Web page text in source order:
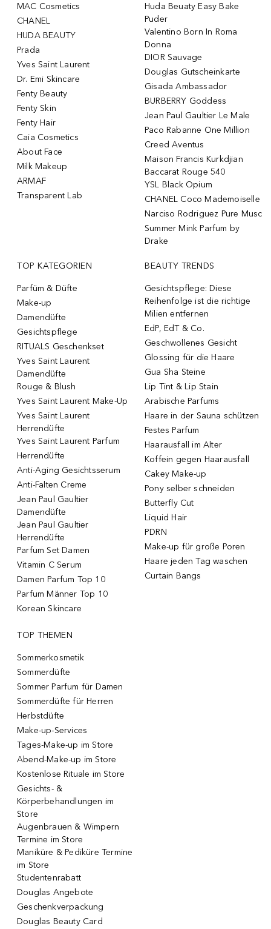
MAC Cosmetics
CHANEL
HUDA BEAUTY
Prada
Yves Saint Laurent
Dr. Emi Skincare
Fenty Beauty
Fenty Skin
Fenty Hair
Caia Cosmetics
About Face
Milk Makeup
ARMAF
Transparent Lab
Huda Beuaty Easy Bake
Puder
Valentino Born In Roma
Donna
DIOR Sauvage
Douglas Gutscheinkarte
Gisada Ambassador
BURBERRY Goddess
Jean Paul Gaultier Le Male
Paco Rabanne One Million
Creed Aventus
Maison Francis Kurkdjian
Baccarat Rouge 540
YSL Black Opium
CHANEL Coco Mademoiselle
Narciso Rodriguez Pure Musc
Summer Mink Parfum by
Drake
TOP KATEGORIEN
Parfüm & Düfte
Make-up
Damendüfte
Gesichtspflege
RITUALS Geschenkset
Yves Saint Laurent
Damendüfte
Rouge & Blush
Yves Saint Laurent Make-Up
Yves Saint Laurent
Herrendüfte
Yves Saint Laurent Parfum
Herrendüfte
Anti-Aging Gesichtsserum
Anti-Falten Creme
Jean Paul Gaultier
Damendüfte
Jean Paul Gaultier
Herrendüfte
Parfum Set Damen
Vitamin C Serum
Damen Parfum Top 10
Parfum Männer Top 10
Korean Skincare
BEAUTY TRENDS
Gesichtspflege: Diese
Reihenfolge ist die richtige
Milien entfernen
EdP, EdT & Co.
Geschwollenes Gesicht
Glossing für die Haare
Gua Sha Steine
Lip Tint & Lip Stain
Arabische Parfums
Haare in der Sauna schützen
Festes Parfum
Haarausfall im Alter
Koffein gegen Haarausfall
Cakey Make-up
Pony selber schneiden
Butterfly Cut
Liquid Hair
PDRN
Make-up für große Poren
Haare jeden Tag waschen
Curtain Bangs
TOP THEMEN
Sommerkosmetik
Sommerdüfte
Sommer Parfum für Damen
Sommerdüfte für Herren
Herbstdüfte
Make-up-Services
Tages-Make-up im Store
Abend-Make-up im Store
Kostenlose Rituale im Store
Gesichts- &
Körperbehandlungen im
Store
Augenbrauen & Wimpern
Termine im Store
Maniküre & Pediküre Termine
im Store
Studentenrabatt
Douglas Angebote
Geschenkverpackung
Douglas Beauty Card